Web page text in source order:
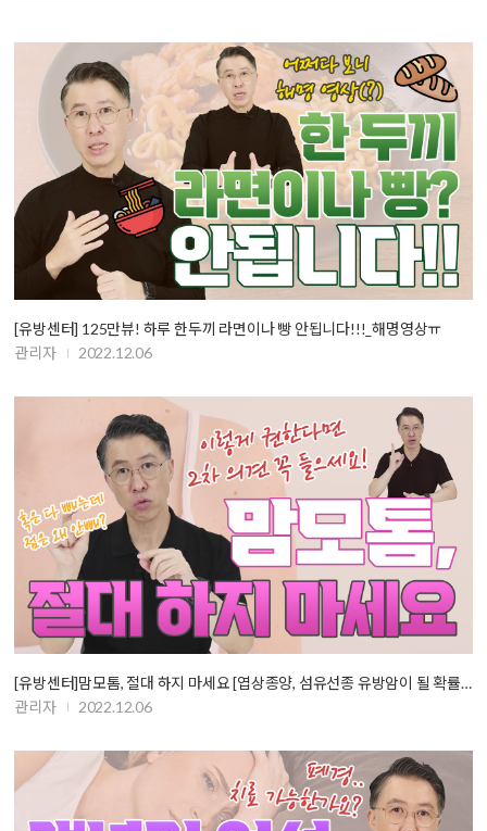
[유방센터] 125만뷰! 하루 한두끼 라면이나 빵 안됩니다!!!_해명영상ㅠ
관리자
2022.12.06
[유방센터]맘모톰, 절대 하지 마세요 [엽상종양, 섬유선종 유방암이 될 확률…
관리자
2022.12.06